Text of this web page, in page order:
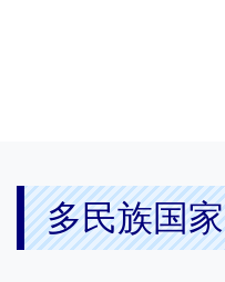
多民族国家